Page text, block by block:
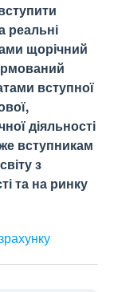
реальні
щорічний
вступної
діяльності
вступникам
з
та на ринку